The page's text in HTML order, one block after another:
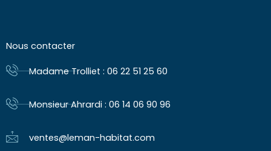
Nous contacter
Madame Trolliet : 06 22 51 25 60
Monsieur Ahrardi : 06 14 06 90 96
ventes@leman-habitat.com